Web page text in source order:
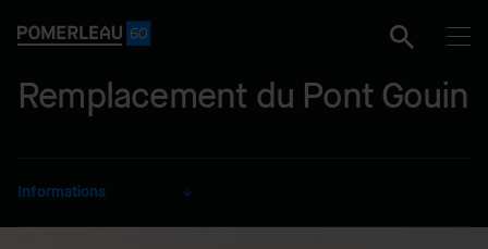
Remplacement du Pont Gouin
Informations
CLIENT